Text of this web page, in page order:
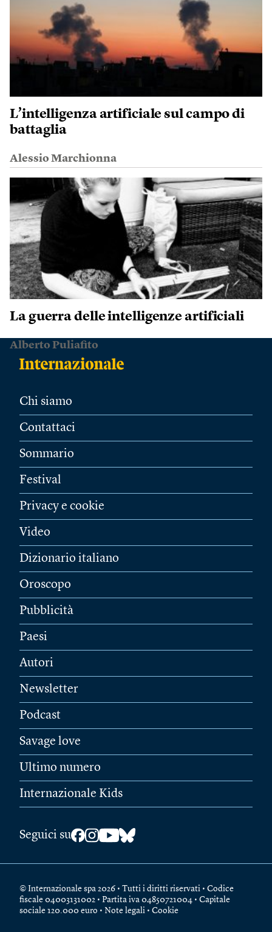
L’intelligenza artificiale sul campo di
battaglia
Alessio Marchionna
La guerra delle intelligenze artificiali
Alberto Puliafito
Chi siamo
Contattaci
Sommario
Festival
Privacy e cookie
Video
Dizionario italiano
Oroscopo
Pubblicità
Paesi
Autori
Newsletter
Podcast
Savage love
Ultimo numero
Internazionale Kids
Seguici su
© Internazionale spa 2026 • Tutti i diritti riservati • Codice
fiscale 04003131002 • Partita iva 04850721004 • Capitale
sociale 120.000 euro • Note legali • Cookie